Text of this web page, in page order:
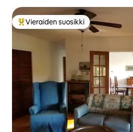
Vieraiden suosikkien parhaimmistoa
Vieraiden suosikki